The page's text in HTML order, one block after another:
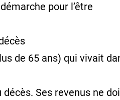
pour l’être
de 65 ans) qui vivait
Ses revenus ne